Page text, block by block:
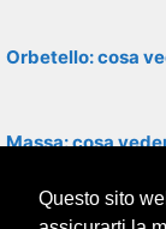
Orbetello: cosa
Massa: cosa
Questo sito